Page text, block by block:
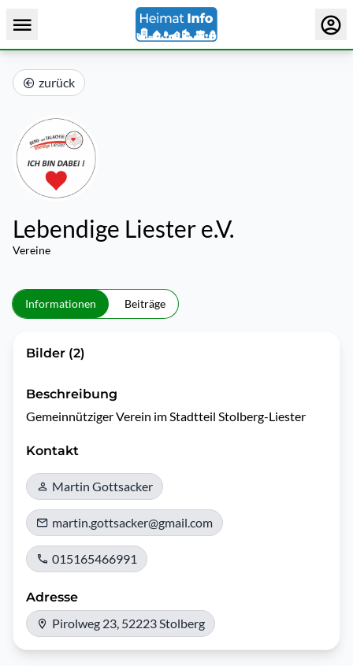
zurück
Lebendige Liester e.V.
Vereine
Informationen Beiträge
Bilder (2)
Beschreibung
Gemeinnütziger Verein im Stadtteil Stolberg-Liester
Kontakt
Martin Gottsacker
martin.gottsacker@gmail.com
015165466991
Adresse
Pirolweg 23, 52223 Stolberg